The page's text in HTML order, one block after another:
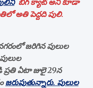
బిగ్‌ క్యాట్‌ అని కూడా
అతి పెద్దది పులి.
జరిగిన పులుల
ప్రతి ఏటా జులై 29న
జరుపుతున్నారు. పులుల